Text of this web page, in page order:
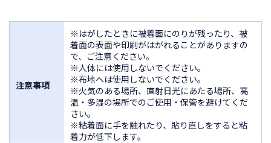
注意事項
※はがしたときに被着面にのりが残ったり、被
着面の表面や印刷がはがれることがありますの
で、ご注意ください。
※人体には使用しないでください。
※布地へは使用しないでください。
※火気のある場所、直射日光にあたる場所、高
温・多湿の場所でのご使用・保管を避けてくだ
さい。
※粘着面に手を触れたり、貼り直しをすると粘
着力が低下します。